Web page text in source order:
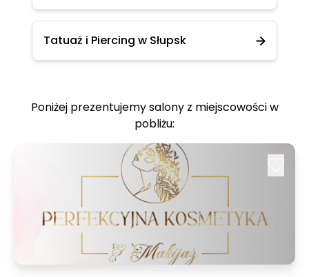
Tatuaż i Piercing w Słupsk
Poniżej prezentujemy salony z miejscowości w
pobliżu: